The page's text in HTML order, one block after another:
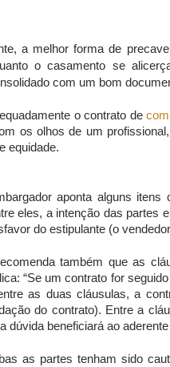
a melhor forma de
o casamento se
com um bom
o contrato de
os olhos de um
equidade.
aponta alguns
eles, a intenção das partes
do estipulante (o
também que as
“Se um contrato for
as duas cláusulas, a
do contrato). Entre a
dúvida beneficiará ao
as partes tenham sido